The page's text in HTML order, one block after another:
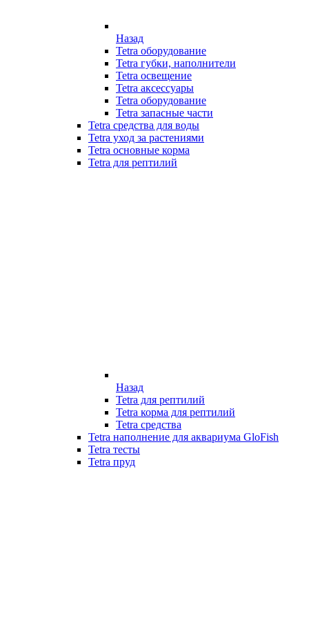
Назад
Tetra оборудование
Tetra губки, наполнители
Tetra освещение
Tetra аксессуары
Tetra оборудование
Tetra запасные части
Tetra средства для воды
Tetra уход за растениями
Tetra основные корма
Tetra для рептилий
Назад
Tetra для рептилий
Tetra корма для рептилий
Tetra средства
Tetra наполнение для аквариума GloFish
Tetra тесты
Tetra пруд